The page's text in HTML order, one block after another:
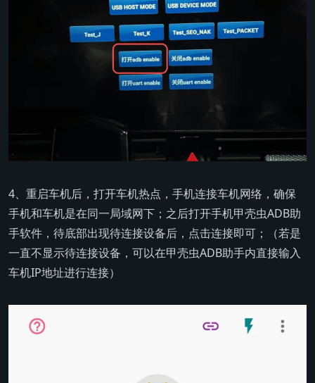
4、重启车机后，打开车机热点，手机连接车机网络，确保
手机和车机是在同一局域网下；之后打开手机甲壳虫ADB助
手软件，待底部出现待连接设备后，点击连接即可；（若是
一直不显示待连接设备，可以在甲壳虫ADB助手内直接输入
车机IP地址进行连接）